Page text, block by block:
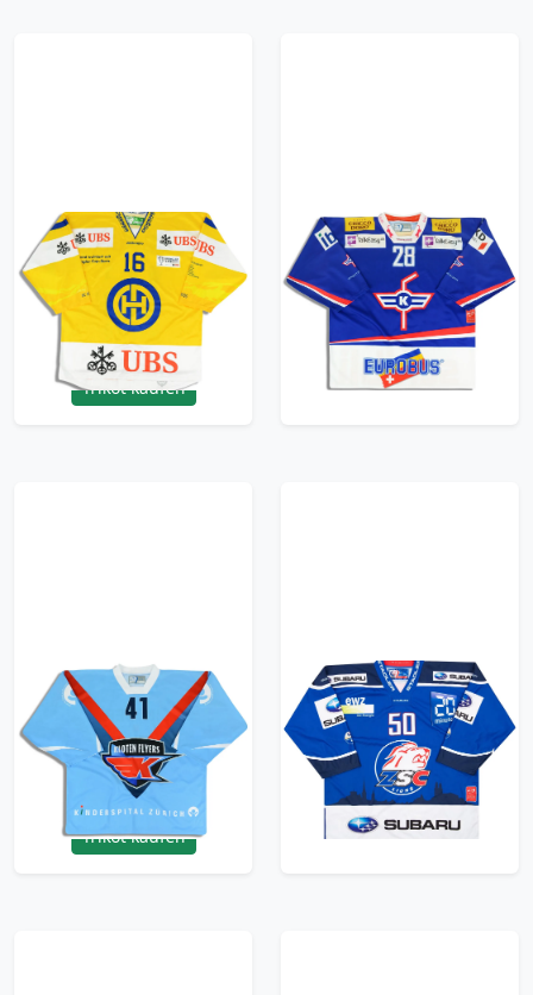
2016 HC Davos
Matteo #16 Ochsner
Spengler Cup Jersey
(Away) M
71.99£ · ca. €85
Trikot kaufen
2013-14 Kloten Flyers
Gerber #28 Ochsner
Jersey (Home) XL
71.99£ · ca. €85
Trikot kaufen
2010 Kloten Flyers
Liniger #41 Ochsner
Charity Jersey (Home)
XL
71.99£ · ca. €85
Trikot kaufen
2013-14 ZSC Lions
Roland #50 Ochsner
Jersey (Home) XXL
71.99£ · ca. €85
Trikot kaufen